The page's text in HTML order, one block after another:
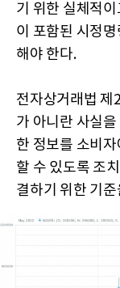
기 위한 실체적
이 포함된 시정
해야 한다.
전자상거래법 제
가 아니란 사실
한 정보를 소비
할 수 있도록 조
결하기 위한 기